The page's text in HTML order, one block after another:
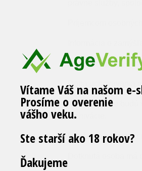
právne služby,
Príjemcom
Informácia o
Neuplatňuje sa​​ –
Doba uchovávania
Osobné údaje budú
archivácie.
Poučenie o
Dotknutá osoba
Vítame Váš na našom e-
Prosíme o overenie
vášho veku.
Ste starší ako 18 rokov?
Ďakujeme